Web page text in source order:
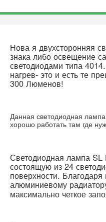
Нова я двухсторонняя
знака либо освещение
светодиодами типа
нагрев- это и есть те
300 Люменов!
Данная светодиодная
хорошо работать там где
Светодиодная лампа SL
состоящую из 24
поверхности.
алюминиевому
максимально четкое